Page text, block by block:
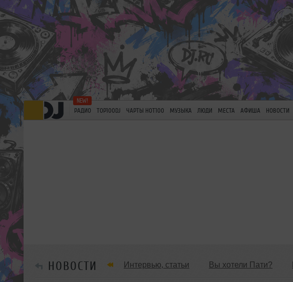
РАДИО TOP100DJ ЧАРТЫ HOT100 МУЗЫКА ЛЮДИ МЕСТА АФИША НОВОСТИ
НОВОСТИ Интервью, статьи Вы хотели Пати?